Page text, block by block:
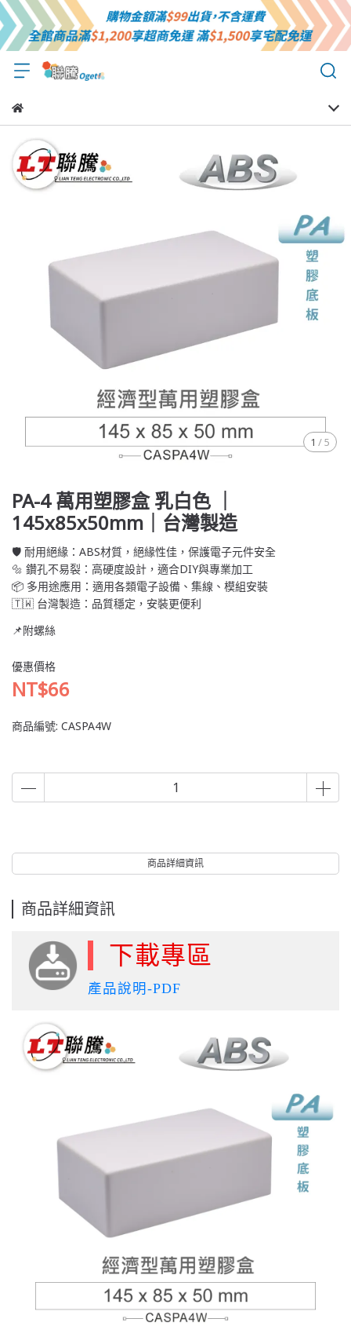
1 /5
PA-4 萬用塑膠盒 乳白色 ｜
145x85x50mm｜台灣製造
🛡️ 耐用絕緣：ABS材質，絕緣性佳，保護電子元件安全
🔩 鑽孔不易裂：高硬度設計，適合DIY與專業加工
📦 多用途應用：適用各類電子設備、集線、模組安裝
🇹🇼 台灣製造：品質穩定，安裝更便利
📌附螺絲
優惠價格
NT$66
商品編號: CASPA4W
商品詳細資訊
商品詳細資訊
下載專區
產品說明-PDF